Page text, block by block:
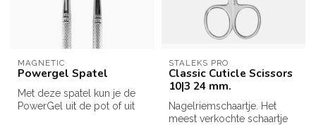
MAGNETIC
Powergel Spatel
Met deze spatel kun je de
PowerGel uit de pot of uit
STALEKS PRO
Classic Cuticle Scissors
10|3 24 mm.
Nagelriemschaartje. Het
meest verkochte schaartje